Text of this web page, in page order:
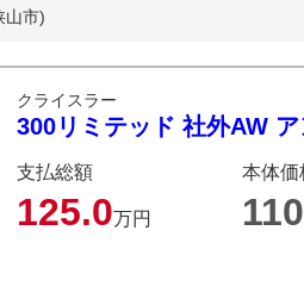
山市)
クライスラー
300リミテッド 社外AW
支払総額
125.0万円
本体価